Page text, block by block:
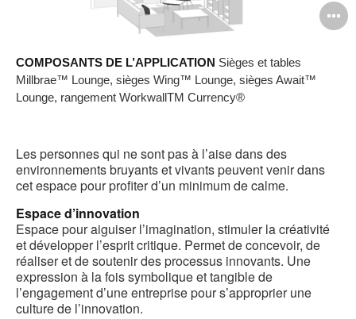
COMPOSANTS DE L’APPLICATION Sièges et tables
Millbrae™ Lounge, sièges Wing™ Lounge, sièges Await™
Lounge, rangement WorkwallTM Currency®
Les personnes qui ne sont pas à l’aise dans des
environnements bruyants et vivants peuvent venir dans
cet espace pour profiter d’un minimum de calme.
Espace d’innovation
Espace pour aiguiser l’imagination, stimuler la créativité
et développer l’esprit critique. Permet de concevoir, de
réaliser et de soutenir des processus innovants. Une
expression à la fois symbolique et tangible de
l’engagement d’une entreprise pour s’approprier une
culture de l’innovation.